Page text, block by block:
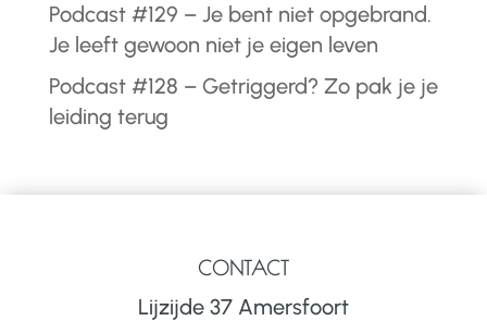
Podcast #129 – Je bent niet opgebrand.
Je leeft gewoon niet je eigen leven
Podcast #128 – Getriggerd? Zo pak je je
leiding terug
CONTACT
Lijzijde 37 Amersfoort